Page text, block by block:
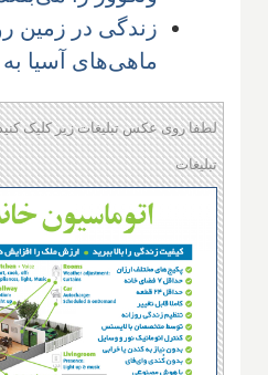
زندگی در زمین
ماهی‌های آسیا
لطفا روی عکس تبلیغات زیر کلیک
تبلیغات